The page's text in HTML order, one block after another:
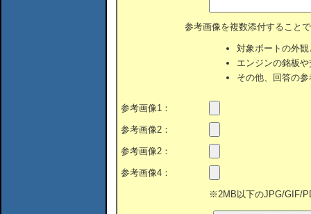
参考画像を複数添付すること
対象ボートの外
エンジンの銘板
その他、回答の
参考画像1：
参考画像2：
参考画像2：
参考画像4：
※2MB以下のJPG/GIF/